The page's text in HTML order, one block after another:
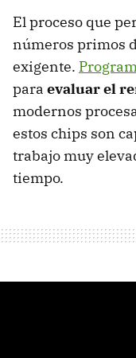
El proceso que
números primos
exigente.
para evaluar el
modernos
estos chips son
trabajo muy
tiempo.